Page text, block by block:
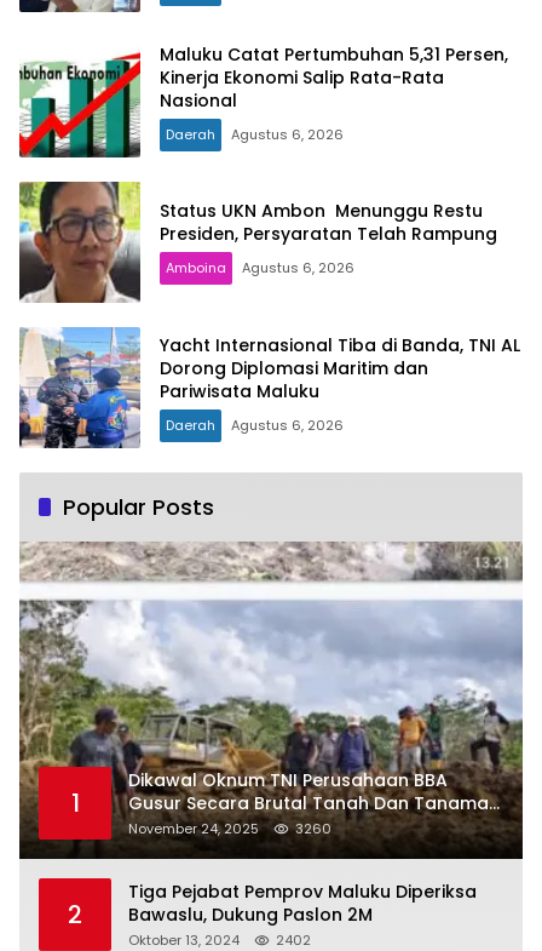
Maluku Catat Pertumbuhan 5,31 Persen,
Kinerja Ekonomi Salip Rata-Rata
Nasional
Daerah Agustus 6, 2026
Status UKN Ambon Menunggu Restu
Presiden, Persyaratan Telah Rampung
Amboina Agustus 6, 2026
Yacht Internasional Tiba di Banda, TNI AL
Dorong Diplomasi Maritim dan
Pariwisata Maluku
Daerah Agustus 6, 2026
Popular Posts
1
Dikawal Oknum TNI Perusahaan BBA
Gusur Secara Brutal Tanah Dan Tanaman
Warga, Akademisi Unpatti Minta Pangdam
Tertibkan Anggotanya
November 24, 2025 3260
2
Tiga Pejabat Pemprov Maluku Diperiksa
Bawaslu, Dukung Paslon 2M
Oktober 13, 2024 2402